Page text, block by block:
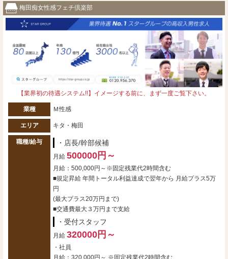
梅田痴女性感フェチ倶楽部
【業界初の待遇システム!!】イメージする前に、まず一度ご覧下さい。
業種 Ｍ性感
エリア キタ・梅田
職種/給与 ・店長/幹部候補
月給 500000円～
月給：500,000円～※固定残業代2時間含む
■規定昇給 年間トータル利益達成で翌年から 月給プラス5万
円
(最大プラス20万円まで)
■交通費最大３万円まで支給
・受付スタッフ
月給 320000円～
・社員
月給：320,000円～ ※固定残業代2時間含む